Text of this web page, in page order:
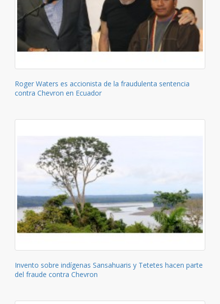
Roger Waters es accionista de la fraudulenta sentencia
contra Chevron en Ecuador
Invento sobre indígenas Sansahuaris y Tetetes hacen parte
del fraude contra Chevron